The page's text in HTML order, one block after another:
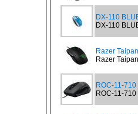
DX-110
DX-110
Razer
Razer
ROC-11-
ROC-11-